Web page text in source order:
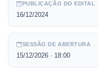
PUBLICAÇÃO DO EDITAL
16/12/2024
SESSÃO DE ABERTURA
15/12/2026 · 18:00